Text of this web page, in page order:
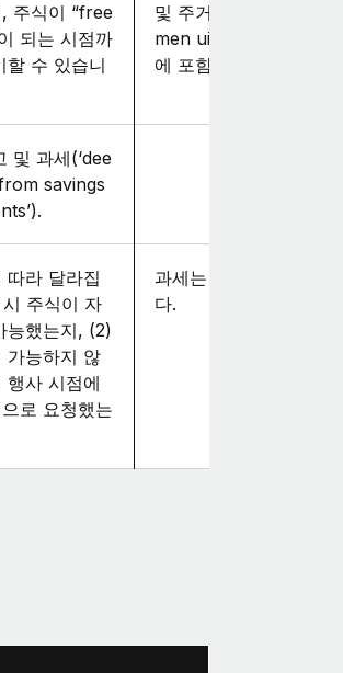
주식이 “free
되는 시점까
할 수 있습니
및 주거에서의 소득
men uit werk en
에 포함되어 처리됩니
및 과세(‘dee
savings
따라 달라집
주식이 자
능했는지, (2)
가능하지 않
행사 시점에
로 요청했는
과세는 사례별로 판단
다.